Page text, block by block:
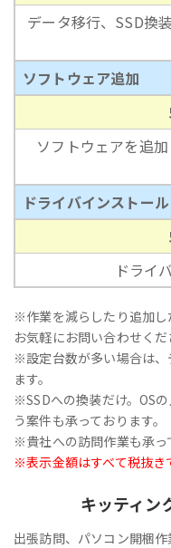
データ移行、SSD換
ソフトウェア追加
ソフトウェアを追
ドライバインストール
ドライ
※作業を減らしたり追加し
お気軽にお問い合わせくだ
※設定台数が多い場合は、
ます。
※SSDへの換装だけ。OS
う案件も承っております。
※貴社への訪問作業も承っ
※表示金額はすべて税抜き
キッティン
出張訪問、パソコン開梱